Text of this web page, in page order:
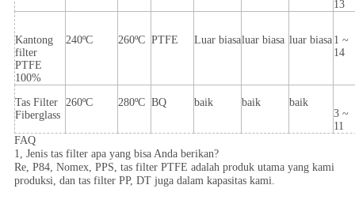
13
Kantong
filter
PTFE
100%
240ºC 260ºC PTFE Luar biasaluar biasa luar biasa 1 ~
14
Tas Filter
Fiberglass
260ºC 280ºC BQ baik baik
baik
3 ~
11
FAQ
1, Jenis tas filter apa yang bisa Anda berikan?
Re, P84, Nomex, PPS, tas filter PTFE adalah produk utama yang kami
produksi, dan tas filter PP, DT juga dalam kapasitas kami.